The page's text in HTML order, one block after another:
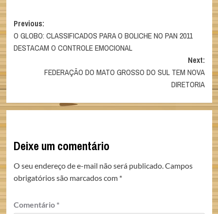
Post
navigation
Previous:
O GLOBO: CLASSIFICADOS PARA O BOLICHE NO PAN 2011
DESTACAM O CONTROLE EMOCIONAL
Next:
FEDERAÇÃO DO MATO GROSSO DO SUL TEM NOVA
DIRETORIA
Deixe um comentário
O seu endereço de e-mail não será publicado. Campos
obrigatórios são marcados com *
Comentário *